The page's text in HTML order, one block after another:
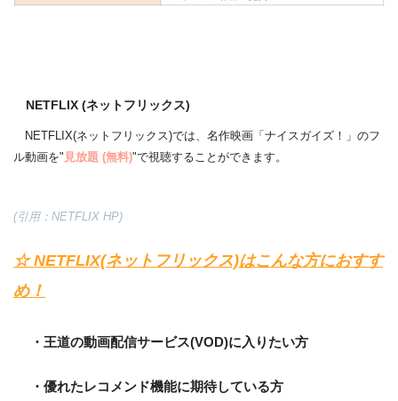
NETFLIX (ネットフリックス)
NETFLIX(ネットフリックス)では、名作映画「ナイスガイズ！」のフ
ル動画を" 見放題 (無料)"で視聴することができます。
(引用：NETFLIX HP)
☆ NETFLIX(ネットフリックス)はこんな方におすす
め！
・王道の動画配信サービス(VOD)に入りたい方
・優れたレコメンド機能に期待している方